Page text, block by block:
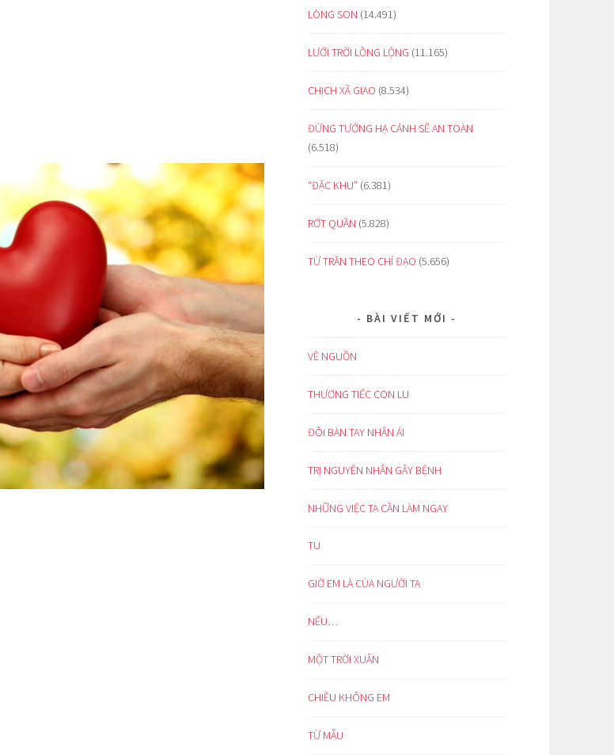
LÒNG SON (14.491)
LƯỚI TRỜI LỒNG LỘNG (11.165)
CHỊCH XÃ GIAO (8.534)
ĐỪNG TƯỞNG HẠ CÁNH SẼ AN TOÀN
(6.518)
“ĐẶC KHU” (6.381)
RỚT QUẦN (5.828)
TỪ TRẦN THEO CHỈ ĐẠO (5.656)
BÀI VIẾT MỚI
VỀ NGUỒN
THƯƠNG TIẾC CON LU
ĐÔI BÀN TAY NHÂN ÁI
TRỊ NGUYÊN NHÂN GÂY BỆNH
NHỮNG VIỆC TA CẦN LÀM NGAY
TU
GIỜ EM LÀ CỦA NGƯỜI TA
NẾU…
MỘT TRỜI XUÂN
CHIỀU KHÔNG EM
TỪ MẪU